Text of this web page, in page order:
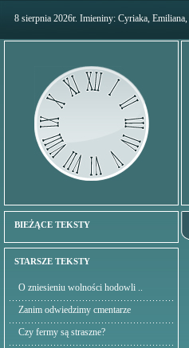
8 sierpnia 2026r. Imieniny: Cyriaka, Emiliana,
BIEŻĄCE TEKSTY
STARSZE TEKSTY
O zniesieniu wolności hodowli ..
Zanim odwiedzimy cmentarze
Czy fermy są straszne?